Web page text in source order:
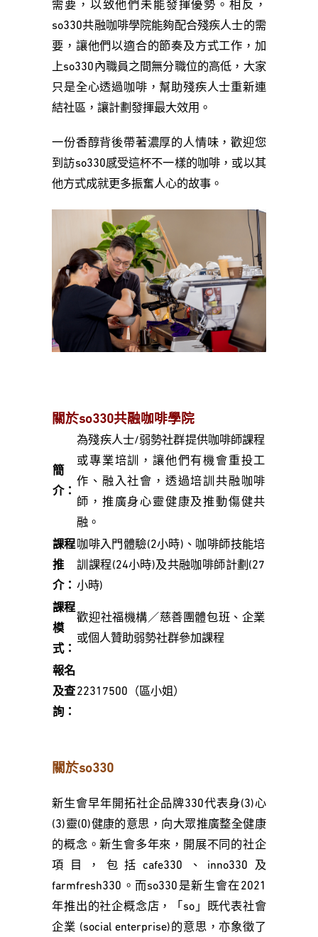
需要，以致他們未能發揮優勢。相反，
so330共融咖啡學院能夠配合殘疾人士的需
要，讓他們以適合的節奏及方式工作，加
上so330內職員之間無分職位的高低，大家
只是全心透過咖啡，幫助殘疾人士重新連
結社區，讓計劃發揮最大效用。
一份香醇背後帶著濃厚的人情味，歡迎您
到訪so330感受這杯不一樣的咖啡，或以其
他方式成就更多振奮人心的故事。
關於so330共融咖啡學院
簡
介：
為殘疾人士/弱勢社群提供咖啡師課程
或專業培訓，讓他們有機會重投工
作、融入社會，透過培訓共融咖啡
師，推廣身心靈健康及推動傷健共
融。
課程
推
介：
咖啡入門體驗(2小時)、咖啡師技能培
訓課程(24小時)及共融咖啡師計劃(27
小時)
課程
模
式：
歡迎社福機構／慈善團體包班、企業
或個人贊助弱勢社群參加課程
報名
及查
詢：
22317500（區小姐）
關於so330
新生會早年開拓社企品牌330代表身(3)心
(3)靈(0)健康的意思，向大眾推廣整全健康
的概念。新生會多年來，開展不同的社企
項目，包括cafe330、inno330及
farmfresh330。而so330是新生會在2021
年推出的社企概念店，「so」既代表社會
企業 (social enterprise)的意思，亦象徵了